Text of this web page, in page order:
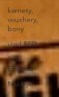
karnety,
vouchery,
bony
vivid RED
Pure
Essence
Naklejki